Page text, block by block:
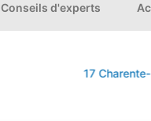
Conseils d'experts
17 Charente-